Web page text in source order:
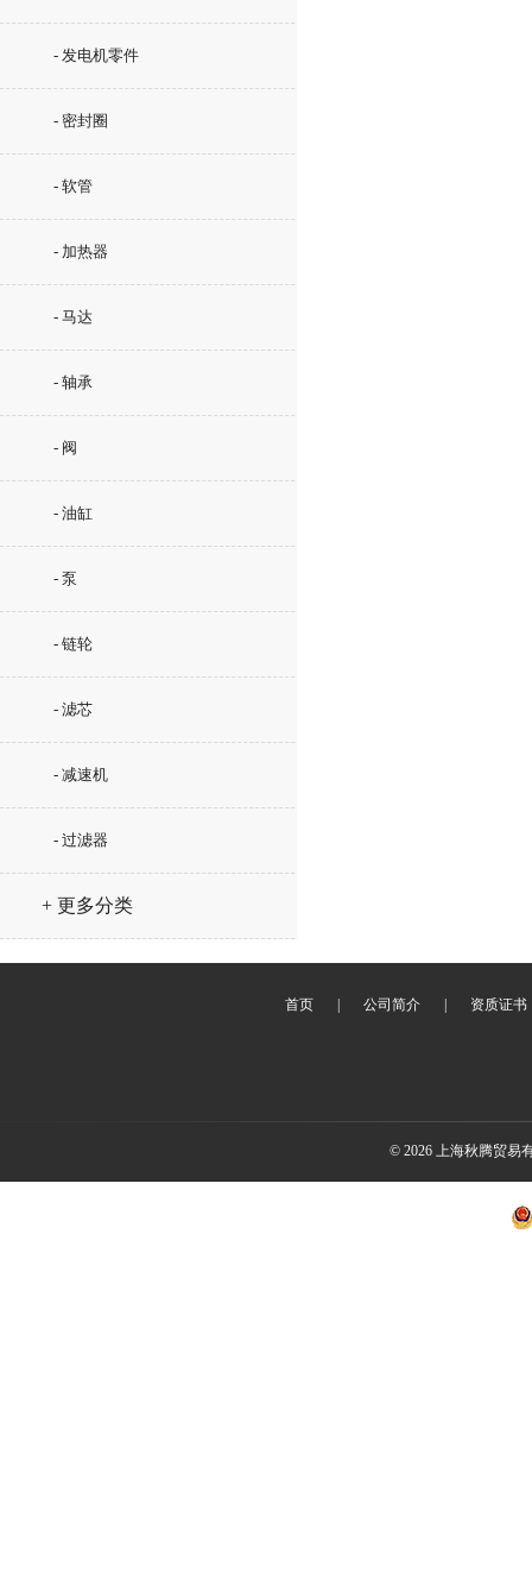
- 发电机零件
- 密封圈
- 软管
- 加热器
- 马达
- 轴承
- 阀
- 油缸
- 泵
- 链轮
- 滤芯
- 减速机
- 过滤器
+ 更多分类
首页 公司简介 资质证书
© 2026 上海秋腾贸易